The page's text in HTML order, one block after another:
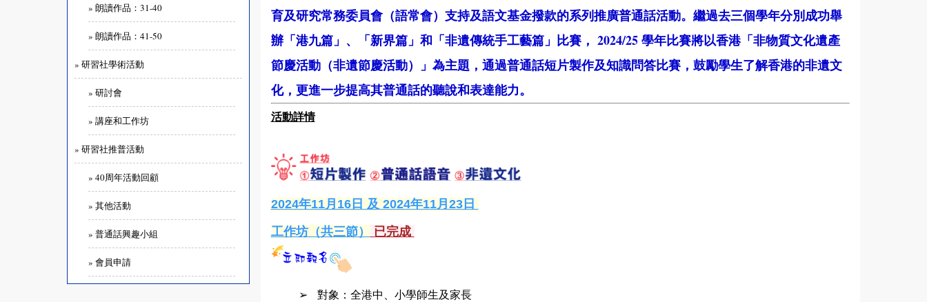
育及研究常務委員會（語常會）支持及語文基金撥款的系列推廣普通話活動。繼過去三個學年分別成功舉
辦「港九篇」、「新界篇」和「非遺傳統手工藝篇」比賽， 2024/25 學年比賽將以香港「非物質文化遺產
節慶活動（非遺節慶活動）」為主題，通過普通話短片製作及知識問答比賽，鼓勵學生了解香港的非遺文
化，更進一步提高其普通話的聽說和表達能力。
活動詳情
2024年11月16日 及 2024年11月23日
工作坊（共三節）
已完成
➢ 對象：全港中、小學師生及家長
» 朗讀作品：31-40
» 朗讀作品：41-50
» 研習社學術活動
» 研討會
» 講座和工作坊
» 研習社推普活動
» 40周年活動回顧
» 其他活動
» 普通話興趣小組
» 會員申請